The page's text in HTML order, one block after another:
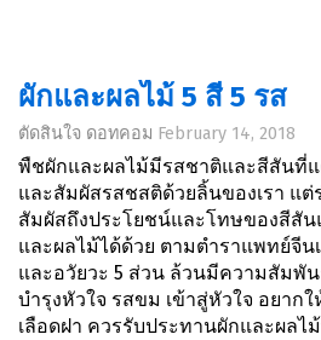
ผักและผลไม้ 5 สี 5 รส
ตัดสินใจ ดอทคอม February 14, 2018
พืชผักและผลไม้มีรสชาติและสีสันที่แ
และสัมผัสรสชสติด้วยลิ้นของเรา แต่
สัมผัสถึงประโยชน์และโทษของสีสั
และผลไม้ได้ด้วย ตามตำราแพทย์จีน
และอวัยวะ 5 ส่วน ล้วนมีความสัมพั
บำรุงหัวใจ รสขม เข้าสู่หัวใจ อยาก
เลือดฝา ควรรับประทานผักและผล